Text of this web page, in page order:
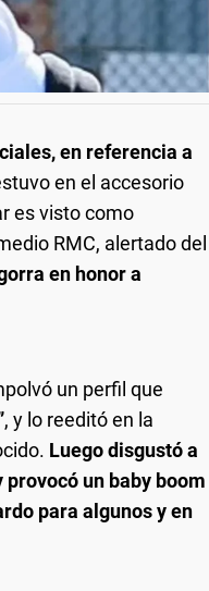
en referencia a
en el accesorio
es visto como
RMC, alertado del
en honor a
un perfil que
, y lo reeditó en la
Luego disgustó a
un baby boom
para algunos y en